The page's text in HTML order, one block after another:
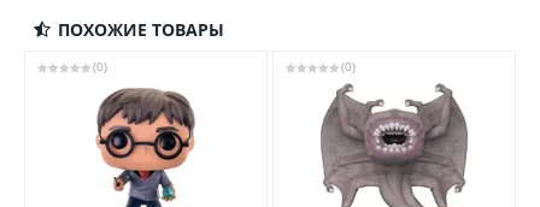
ПОХОЖИЕ ТОВАРЫ
(0) (0)